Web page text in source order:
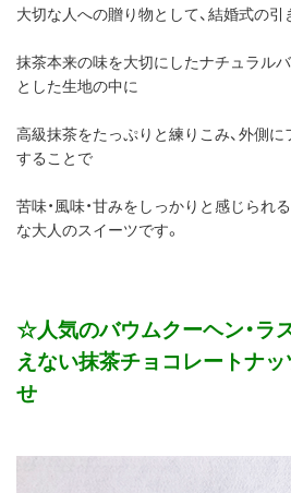
大切な人への贈り物として、結婚式の引
抹茶本来の味を大切にしたナチュラル
とした生地の中に
高級抹茶をたっぷりと練りこみ、外側に
することで
苦味・風味・甘みをしっかりと感じられ
な大人のスイーツです。
☆人気のバウムクーヘン・ラ
えない抹茶チョコレートナ
せ